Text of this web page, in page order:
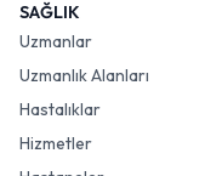
SAĞLIK
Uzmanlar
Uzmanlık Alanları
Hastalıklar
Hizmetler